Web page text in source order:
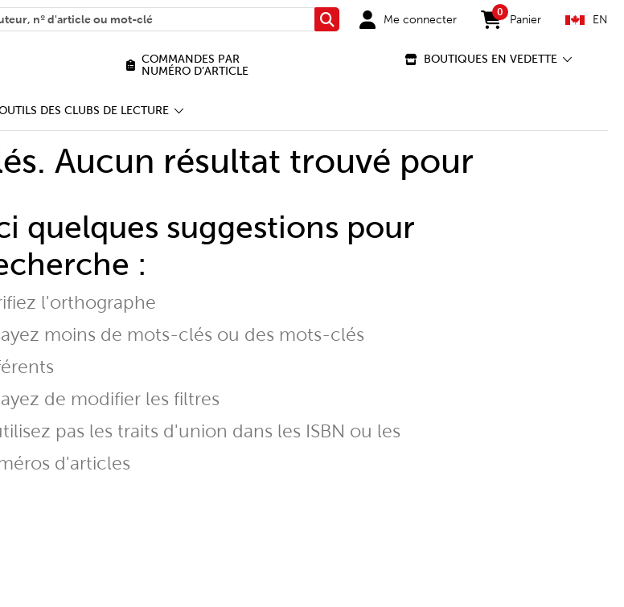
RechercherMe connecter
0
items in cart
Panier EN
COMMANDES PAR
NUMÉRO D’ARTICLE
BOUTIQUES EN VEDETTE
DES CLUBS DE LECTURE
Aucun résultat trouvé pour
quelques suggestions pour
:
l'orthographe
moins de mots-clés ou des mots-clés
de modifier les filtres
pas les traits d'union dans les ISBN ou les
d'articles